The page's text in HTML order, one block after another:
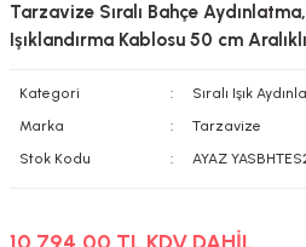
Tarzavize Sıralı Bahçe
Işıklandırma Kablosu 50 cm
Kategori
Sıralı Işık
Marka
Tarzavize
Stok Kodu
AYAZ
10.794,00 TL KDV DAHİL